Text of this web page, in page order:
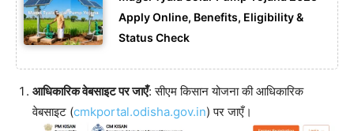
Apply Online, Benefits, Eligibility &
Status Check
आधिकारिक वेबसाइट पर जाएँ: सीएम किसान योजना की आधिकारिक
वेबसाइट (cmkportal.odisha.gov.in) पर जाएँ।